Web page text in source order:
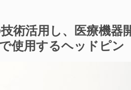
術活用し、医療機
使用するヘッドピン